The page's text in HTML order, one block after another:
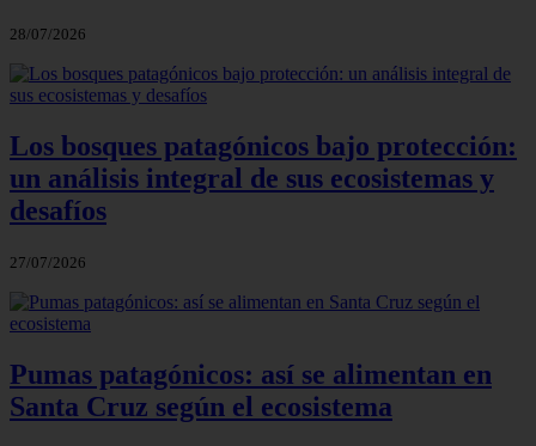
28/07/2026
Los bosques patagónicos bajo protección:
un análisis integral de sus ecosistemas y
desafíos
27/07/2026
Pumas patagónicos: así se alimentan en
Santa Cruz según el ecosistema